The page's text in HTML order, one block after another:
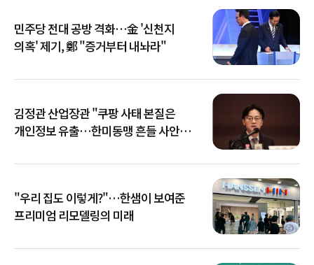
민주당 전대 공방 격화…金 '신천지
의혹' 제기, 鄭 "증거부터 내놔라"
김정관 산업장관 "쿠팡 사태 본질은
개인정보 유출…한미동맹 흔들 사안
"우리 집도 이렇게?"…한샘이 보여준
프리미엄 리모델링의 미래